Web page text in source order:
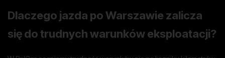
Dlaczego jazda po Warszawie zalicza
się do trudnych warunków eksploatacji?